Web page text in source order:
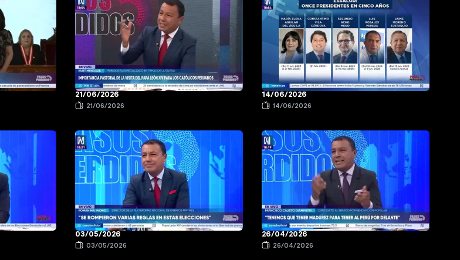
21/06/2026
21/06/2026
14/06/2026
14/06/2026
03/05/2026
03/05/2026
26/04/2026
26/04/2026